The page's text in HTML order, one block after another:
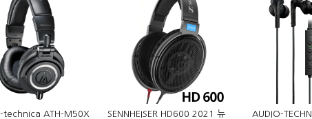
technica ATH-M50X
SENNHEISER HD600 2021 뉴
AUDIO-